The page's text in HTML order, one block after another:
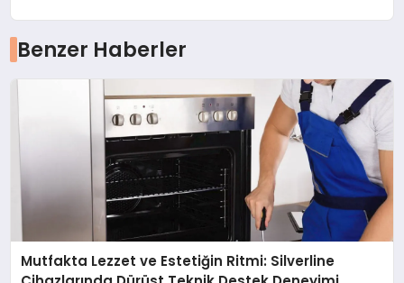
Benzer Haberler
Mutfakta Lezzet ve Estetiğin Ritmi: Silverline